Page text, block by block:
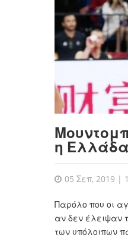
η
05 Σεπ, 2019 |
Παρόλο που οι
αν δεν έλειψαν
των υπόλοιπων